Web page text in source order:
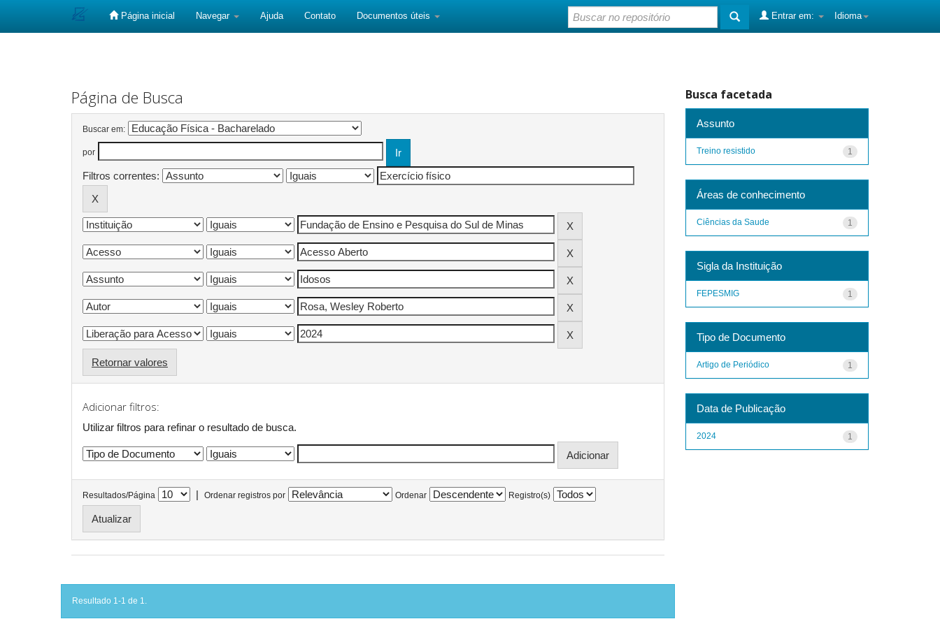
Página inicial Navegar Ajuda Contato Documentos úteis Idioma
Entrar em:
Página de Busca
Buscar em:
por
Filtros correntes:
Retornar valores
Adicionar filtros:
Utilizar filtros para refinar o resultado de busca.
Resultados/Página | Ordenar registros por Ordenar Registro(s)
Resultado 1-1 de 1.
Busca facetada
Assunto
1
Treino resistido
Áreas de conhecimento
1
Ciências da Saude
Sigla da Instituição
1
FEPESMIG
Tipo de Documento
1
Artigo de Periódico
Data de Publicação
1
2024